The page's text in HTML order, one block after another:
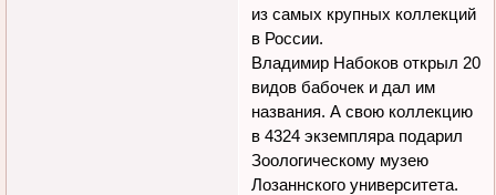
из самых крупных коллекций
в России.
Владимир Набоков открыл 20
видов бабочек и дал им
названия. А свою коллекцию
в 4324 экземпляра подарил
Зоологическому музею
Лозаннского университета.